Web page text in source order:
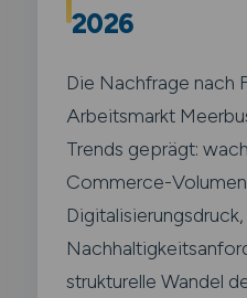
2026
Die Nachfrage nach
Arbeitsmarkt
Trends geprägt:
Commerce-
Digitalisierungsdruck,
strukturelle Wandel